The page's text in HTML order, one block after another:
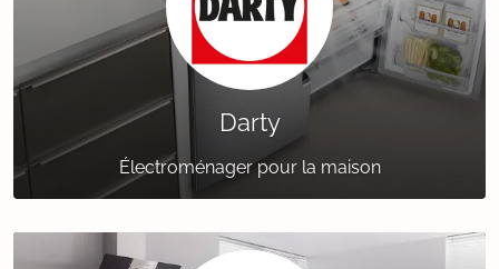
Darty
Électroménager pour la maison